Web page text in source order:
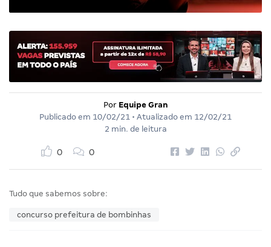
Por Equipe Gran
Publicado em 10/02/21 • Atualizado em 12/02/21
2 min. de leitura
0 0
Tudo que sabemos sobre:
concurso prefeitura de bombinhas